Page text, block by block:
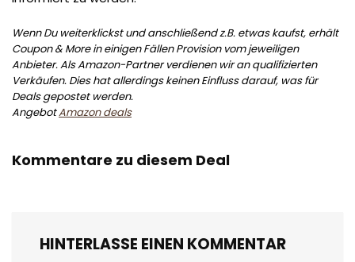
Wenn Du weiterklickst und anschließend z.B. etwas kaufst, erhält
Coupon & More in einigen Fällen Provision vom jeweiligen
Anbieter. Als Amazon-Partner verdienen wir an qualifizierten
Verkäufen. Dies hat allerdings keinen Einfluss darauf, was für
Deals gepostet werden.
AngebotAmazon deals
Kommentare zu diesem Deal
HINTERLASSE EINEN KOMMENTAR